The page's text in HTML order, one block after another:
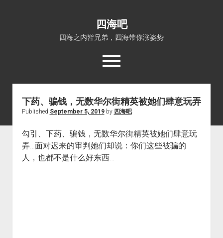
四海吧
四海之内皆兄弟，四海带你涨姿势
open
menu
首页
四海知识
menu
涨姿势
福利吧
关于四海吧
小猪AI
下药、骗钱，无数华尔街精英被她们肆意玩弄
Published September 5, 2019by 四海吧
勾引、下药、骗钱，无数华尔街精英被她们肆意玩
弄…面对迟来的审判她们却说：你们这些被骗的
人，也都不是什么好东西… ​​​​